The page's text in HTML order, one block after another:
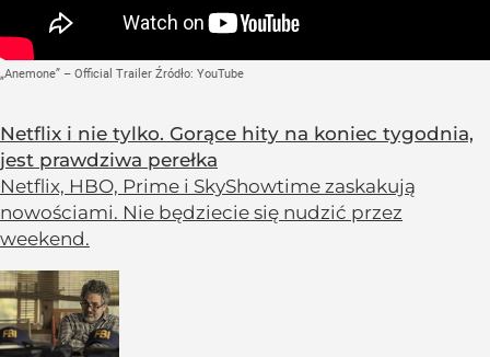
„Anemone” – Official Trailer Źródło: YouTube
Netflix i nie tylko. Gorące hity na koniec tygodnia,
jest prawdziwa perełka
Netflix, HBO, Prime i SkyShowtime zaskakują
nowościami. Nie będziecie się nudzić przez
weekend.